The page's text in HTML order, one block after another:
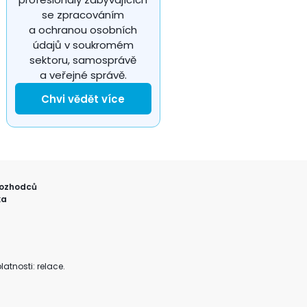
se zpracováním
a ochranou osobních
údajů v soukromém
sektoru, samosprávě
a veřejné správě.
Chvi vědět více
relace.